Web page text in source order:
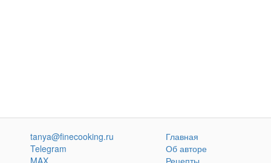
tanya@finecooking.ru
Telegram
MAX
Главная
Об авторе
Рецепты